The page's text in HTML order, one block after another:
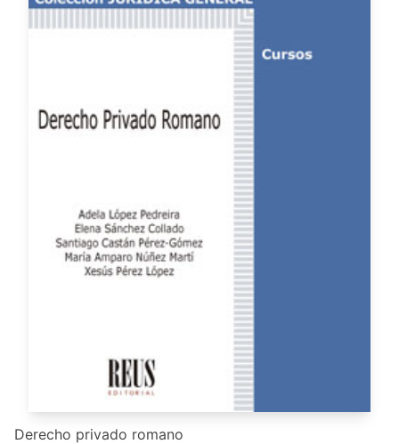
Derecho privado romano